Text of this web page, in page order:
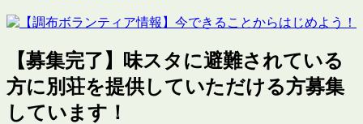
【募集完了】味スタに避難されている
方に別荘を提供していただける方募集
しています！